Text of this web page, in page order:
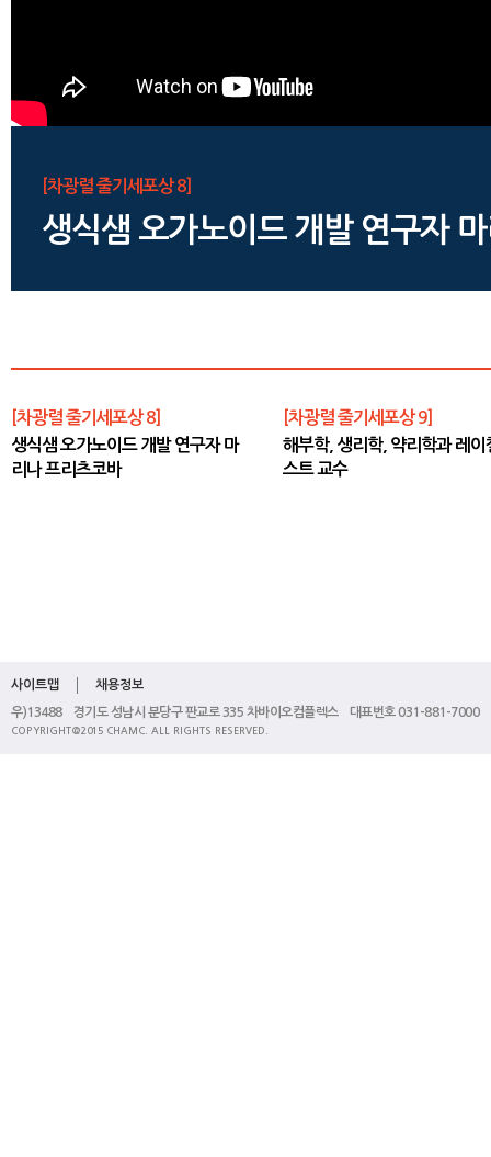
[차광렬 줄기세포상 8]
생식샘 오가노이드 개발 연구자
[차광렬 줄기세포상 8]
생식샘 오가노이드 개발 연구자 마
리나 프리츠코바
[차광렬 줄기세포상 9]
해부학, 생리학, 약리학과 레이
스트 교수
사이트맵 채용정보
우)13488 경기도 성남시 분당구 판교로 335 차바이오컴플렉스 대표번호 031-881-7000
COPYRIGHT@2015 CHAMC. ALL RIGHTS RESERVED.